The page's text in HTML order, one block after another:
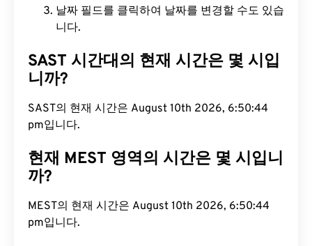
날짜 필드를 클릭하여 날짜를 변경할 수도 있습
니다.
SAST 시간대의 현재 시간은 몇 시입
니까?
SAST의 현재 시간은 August 10th 2026, 6:50:45
pm입니다.
현재 MEST 영역의 시간은 몇 시입니
까?
MEST의 현재 시간은 August 10th 2026, 6:50:45
pm입니다.